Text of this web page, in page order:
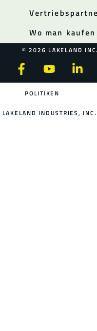
Wo man
© 2026 LAKELAND
POLITIKEN
LAKELAND INDUSTRIES,